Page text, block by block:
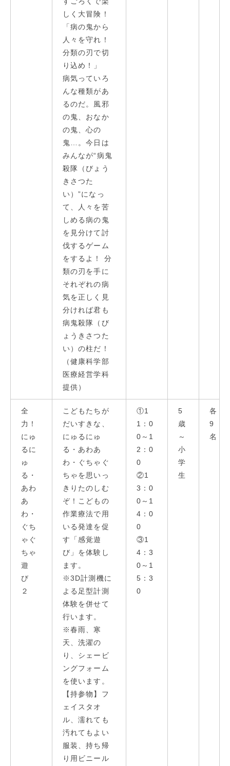
しく大冒険！
「病の鬼から
人々を守れ！
分類の刃で切
り込め！」
病気っていろ
んな種類があ
るのだ。風邪
の鬼、おなか
の鬼、心の
鬼…。今日は
みんなが“病鬼
殺隊（びょう
きさつた
い）”になっ
て、人々を苦
しめる病の鬼
を見分けて討
伐するゲーム
をするよ！ 分
類の刃を手に
それぞれの病
気を正しく見
分ければ君も
病鬼殺隊（び
ょうきさつた
い）の柱だ！
（健康科学部
医療経営学科
提供）
全
⼒！
にゅ
るに
ゅ
る・
あわ
あ
わ・
ぐち
ゃぐ
ちゃ
遊
び
２
こどもたちが
だいすきな、
にゅるにゅ
る・あわあ
わ・ぐちゃぐ
ちゃを思いっ
きりたのしむ
ぞ！こどもの
作業療法で用
いる発達を促
す「感覚遊
び」を体験し
ます。
※3D計測機に
よる足型計測
体験を併せて
行います。
※春雨、寒
天、洗濯の
り、シェービ
ングフォーム
を使います。
【持参物】フ
ェイスタオ
ル、濡れても
汚れてもよい
服装、持ち帰
り用ビニール
①1
1：0
0～1
2：0
0
②1
3：0
0～1
4：0
0
③1
4：3
0～1
5：3
0
5
歳
～
小
学
生
各
9
名